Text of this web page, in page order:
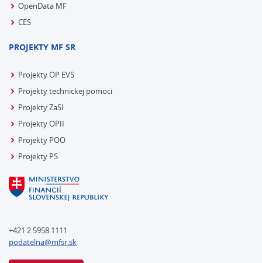
OpenData MF
CES
PROJEKTY MF SR
Projekty OP EVS
Projekty technickej pomoci
Projekty ZaSI
Projekty OPII
Projekty POO
Projekty PS
+421 2 5958 1111
podatelna@mfsr.sk